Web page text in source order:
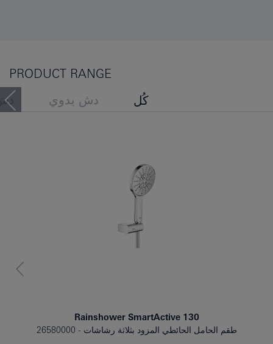
PRODUCT RANGE
كُل دش يدوي
Rainshower SmartActive 130
طقم الحامل الحائطي المزود بثلاثة رشاشات
26580000